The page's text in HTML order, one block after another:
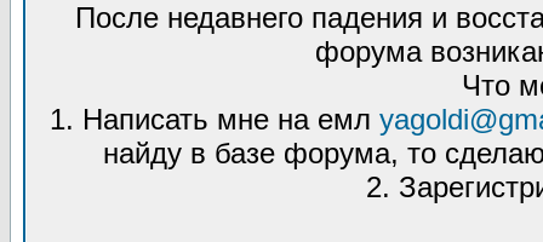
После недавнего падения и
форума
Что
1. Написать мне на емл
найду в базе форума, то
2.